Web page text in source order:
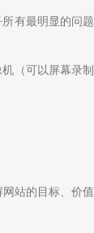
有最明显的
（可以屏幕
站的目标、价